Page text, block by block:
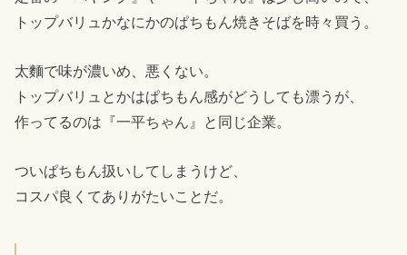
トップバリュかなにかのぱちもん焼きそばを時々買う。
太麵で味が濃いめ、悪くない。
トップバリュとかはぱちもん感がどうしても漂うが、
作ってるのは『一平ちゃん』と同じ企業。
ついぱちもん扱いしてしまうけど、
コスパ良くてありがたいことだ。